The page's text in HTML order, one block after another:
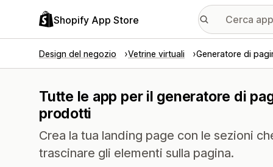
Shopify App Store
Design del negozio Vetrine virtuali Generatore di
Tutte le app per il generatore di
prodotti
Crea la tua landing page con le sezioni
trascinare gli elementi sulla pagina.